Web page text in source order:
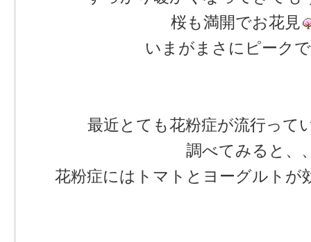
桜も満開でお花見
いまがまさにピーク
最近とても花粉症が流行って
調べてみると、
花粉症にはトマトとヨーグルトが